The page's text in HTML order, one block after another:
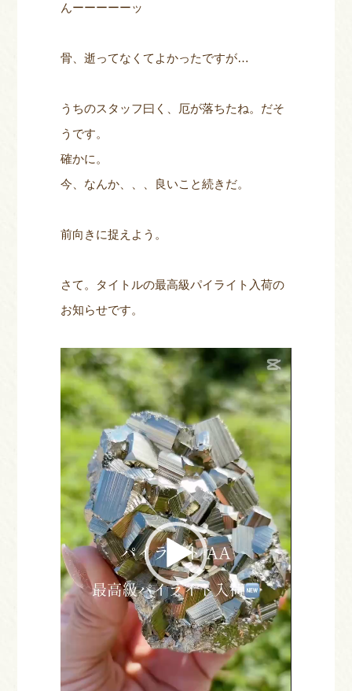
んーーーーーッ
骨、逝ってなくてよかったですが…
うちのスタッフ曰く、厄が落ちたね。だそ
うです。
確かに。
今、なんか、、、良いこと続きだ。
前向きに捉えよう。
さて。タイトルの最高級パイライト入荷の
お知らせです。
動
画
プ
ー
ヤ
ー